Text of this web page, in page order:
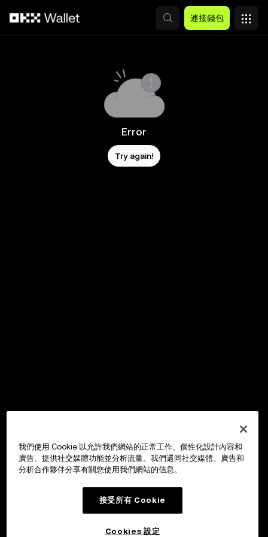
連接錢包
Error
Try again!
我們使用 Cookie 以允許我們網站的正常工作、個性化設計內容和
廣告、提供社交媒體功能並分析流量。我們還同社交媒體、廣告和
分析合作夥伴分享有關您使用我們網站的信息。
接受所有 Cookie
Cookies 設定